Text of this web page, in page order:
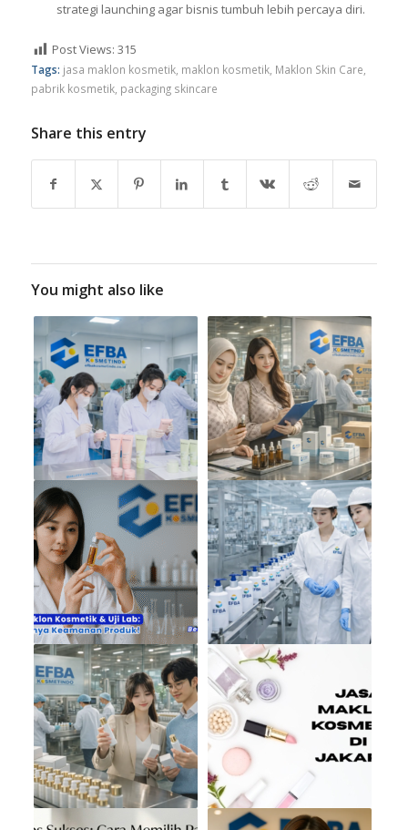
strategi launching agar bisnis tumbuh lebih percaya diri.
Post Views: 315
Tags: jasa maklon kosmetik, maklon kosmetik, Maklon Skin Care
pabrik kosmetik, packaging skincare
Share this entry
You might also like